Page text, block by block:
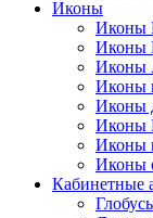
Иконы
Иконы
Иконы
Иконы
Иконы
Иконы
Иконы
Иконы
Иконы
Кабинетные